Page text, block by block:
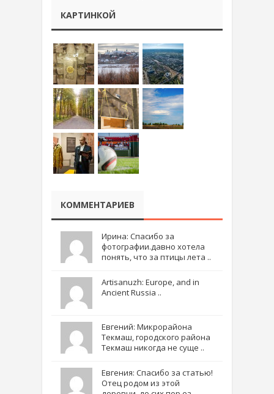
КАРТИНКОЙ
КОММЕНТАРИЕВ
Ирина: Спасибо за
фотографии.давно хотела
понять, что за птицы лета ..
Artisanuzh: Europe, and in
Ancient Russia ..
Евгений: Микрорайона
Текмаш, городского района
Текмаш никогда не суще ..
Евгения: Спасибо за статью!
Отец родом из этой